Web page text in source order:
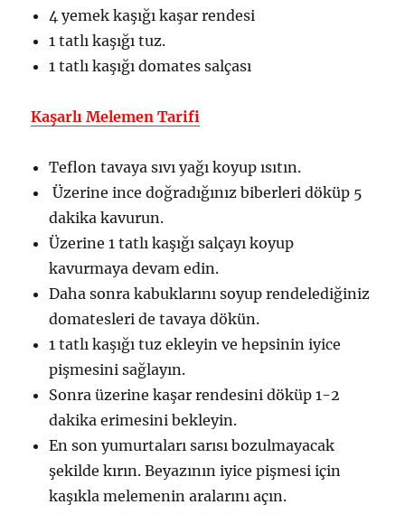
4 yemek kaşığı kaşar rendesi
1 tatlı kaşığı tuz.
1 tatlı kaşığı domates salçası
Kaşarlı Melemen Tarifi
Teflon tavaya sıvı yağı koyup ısıtın.
Üzerine ince doğradığınız biberleri döküp 5
dakika kavurun.
Üzerine 1 tatlı kaşığı salçayı koyup
kavurmaya devam edin.
Daha sonra kabuklarını soyup rendelediğiniz
domatesleri de tavaya dökün.
1 tatlı kaşığı tuz ekleyin ve hepsinin iyice
pişmesini sağlayın.
Sonra üzerine kaşar rendesini döküp 1-2
dakika erimesini bekleyin.
En son yumurtaları sarısı bozulmayacak
şekilde kırın. Beyazının iyice pişmesi için
kaşıkla melemenin aralarını açın.